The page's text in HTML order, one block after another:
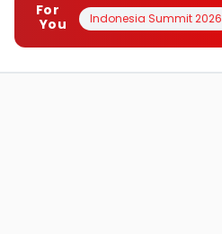
For
You
Indonesia Summit 2026